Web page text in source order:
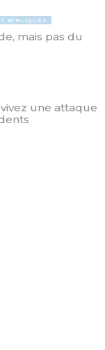
BIBLIQUES
mais pas du
une attaque